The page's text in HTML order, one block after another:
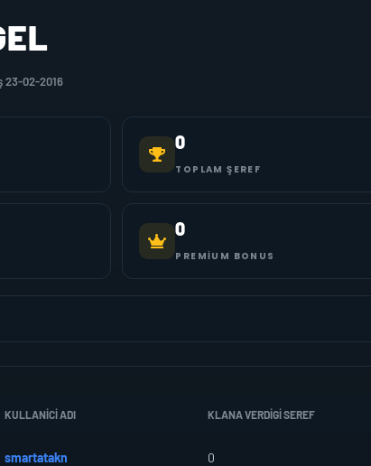
23-02-2016
0
TOPLAM ŞEREF
0
PREMIUM BONUS
KULLANICI ADI KLANA VERDIGI SEREF
smartatakn 0